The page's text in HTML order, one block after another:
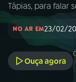
INÍCIO
A RÁDIO
Tápias, para falar
NO AR EM23/02/
Ouça agora